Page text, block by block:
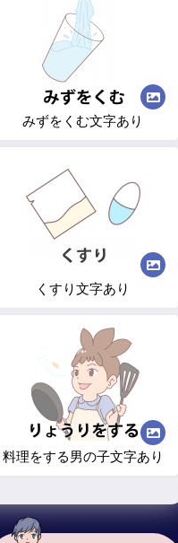
みずをくむ文字あり
くすり文字あり
料理をする男の子文字あり